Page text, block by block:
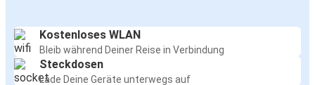
Kostenloses WLAN
Bleib während Deiner Reise in Verbindung
Steckdosen
Lade Deine Geräte unterwegs auf